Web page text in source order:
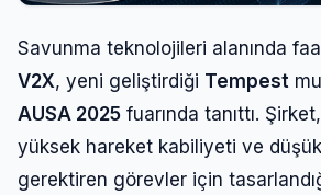
Savunma teknolojileri alanında
V2X, yeni geliştirdiği Tempest
AUSA 2025 fuarında tanıttı.
yüksek hareket kabiliyeti ve
gerektiren görevler için